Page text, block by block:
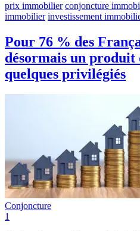
prix immobilier conjoncture
immobilier investissement
Pour 76 % des
désormais un produit
quelques privilégiés
Conjoncture
1